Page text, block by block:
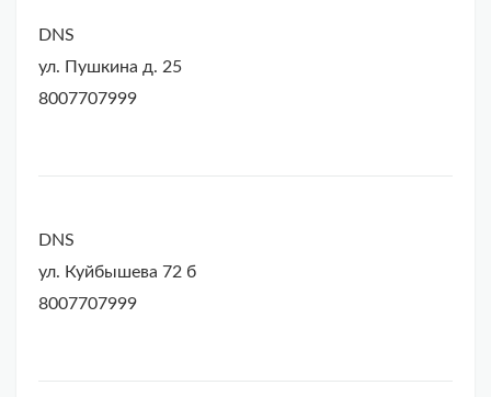
DNS
ул. Пушкина д. 25
8007707999
DNS
ул. Куйбышева 72 б
8007707999